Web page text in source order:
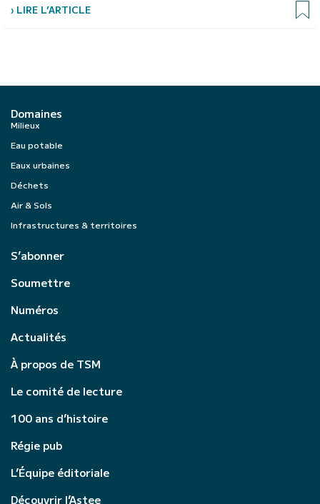
› LIRE L’ARTICLE
Domaines
Milieux
Eau potable
Eaux urbaines
Déchets
Air & Sols
Infrastructures & territoires
S’abonner
Soumettre
Numéros
Actualités
À propos de TSM
Le comité de lecture
100 ans d’histoire
Régie pub
L’Équipe éditoriale
Découvrir l’Astee